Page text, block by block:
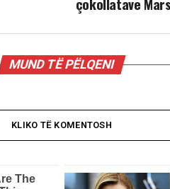
MUND TË PËLQENI
KLIKO TË KOMENTOSH